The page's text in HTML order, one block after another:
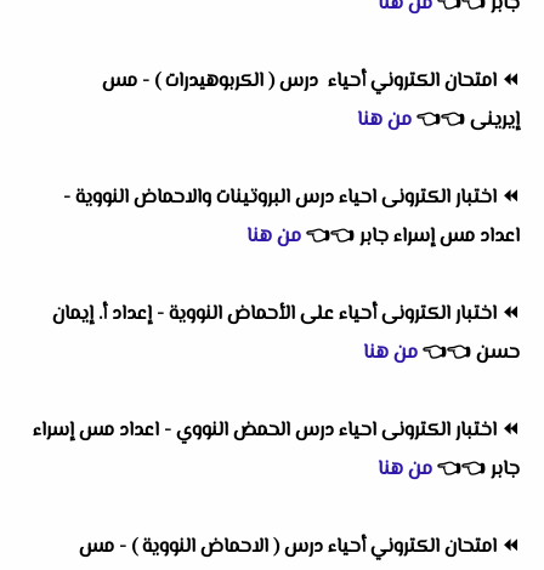
⏪ امتحان الكتروني أحياء درس ( الكربوهيدرات ) - مس
إيرينى👈
👈من هنا
⏪ اختبار الكترونى احياء درس البروتينات والاحماض النووية -
اعداد مس إسراء جابر👈
👈من هنا
⏪ اختبار الكترونى أحياء على الأحماض النووية - إعداد أ. إيمان
حسن👈
👈من هنا
⏪ اختبار الكترونى احياء درس الحمض النووي - اعداد مس إسراء
جابر👈
👈من هنا
⏪ امتحان الكتروني أحياء درس ( الاحماض النووية ) - مس